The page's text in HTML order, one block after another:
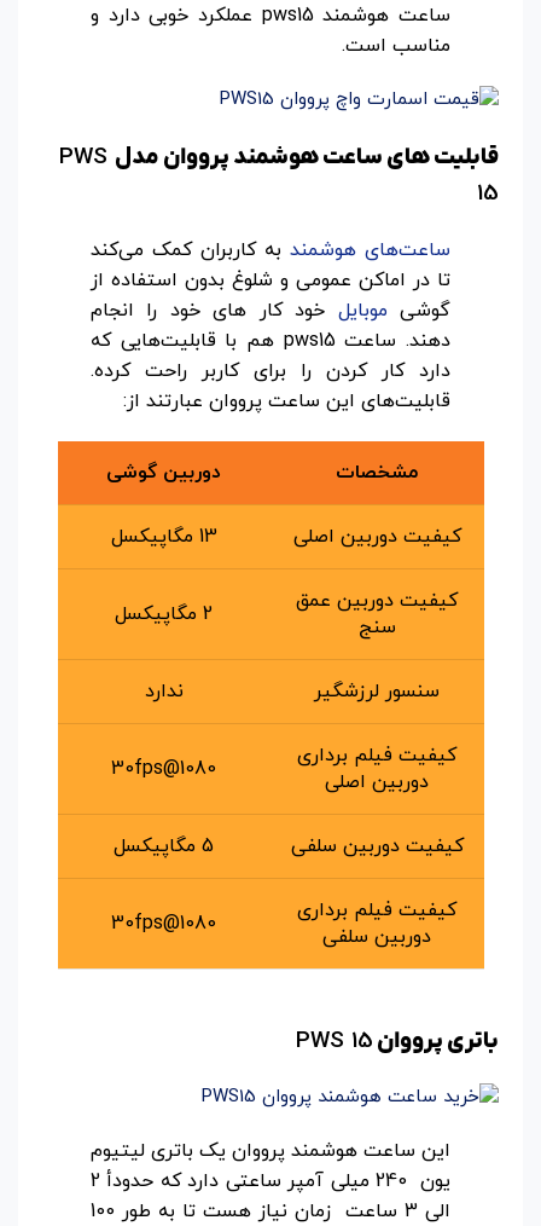
ساعت هوشمند pws15 عملکرد خوبی دارد و
مناسب است.
قابلیت های ساعت هوشمند پرووان مدل PWS
15
ساعت‌های هوشمندبه کاربران کمک می‌کند
تا در اماکن عمومی و شلوغ بدون استفاده از
گوشی موبایل خود کار های خود را انجام
دهند. ساعت pws15 هم با قابلیت‌هایی که
دارد کار کردن را برای کاربر راحت کرده.
قابلیت‌های این ساعت پرووان عبارتند از:
مشخصات دوربین گوشی
کیفیت دوربین اصلی 13 مگاپیکسل
کیفیت دوربین عمق
سنج
2 مگاپیکسل
سنسور لرزشگیر ندارد
کیفیت فیلم برداری
دوربین اصلی
1080@30fps
کیفیت دوربین سلفی 5 مگاپیکسل
کیفیت فیلم برداری
دوربین سلفی
1080@30fps
باتری پرووان PWS 15
این ساعت هوشمند پرووان یک باتری لیتیوم
یون 240 میلی آمپر ساعتی دارد که حدودأ 2
الی 3 ساعت زمان نیاز هست تا به طور 100